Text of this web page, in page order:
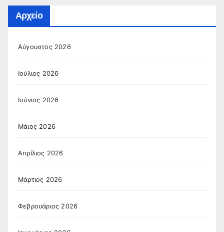
Αρχείο
Αύγουστος 2026
Ιούλιος 2026
Ιούνιος 2026
Μάιος 2026
Απρίλιος 2026
Μάρτιος 2026
Φεβρουάριος 2026